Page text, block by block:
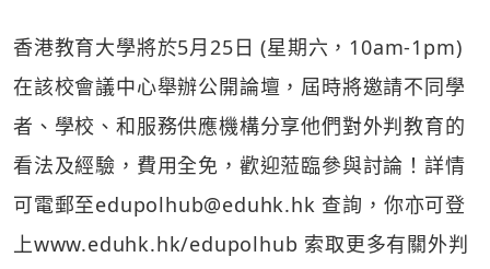
香港教育大學將於5月25日 (星期六，10am-1pm)
在該校會議中心舉辦公開論壇，屆時將邀請不同學
者、學校、和服務供應機構分享他們對外判教育的
看法及經驗，費用全免，歡迎蒞臨參與討論！詳情
可電郵至edupolhub@eduhk.hk 查詢，你亦可登
上www.eduhk.hk/edupolhub 索取更多有關外判